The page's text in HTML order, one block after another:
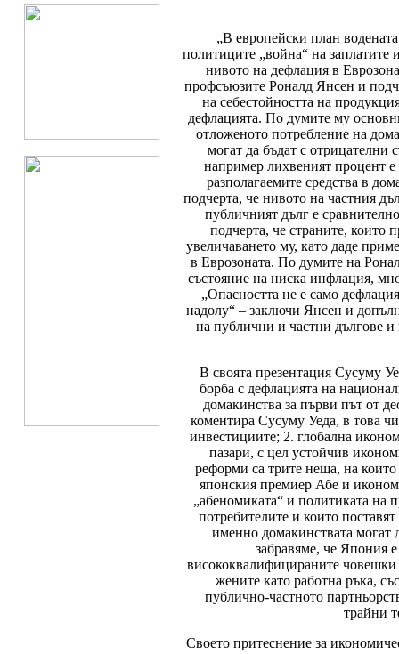
„В европейски план
политиците „война“ на заплатите
нивото на дефлация в
профсъюзите Роналд Янсен и
на себестойността на
дефлацията. По думите му
отложеното потребление на
могат да бъдат с отрицателни
например лихвеният процент е
разполагаемите средства в
подчерта, че нивото на частния
публичният дълг е
подчерта, че страните, които
увеличаването му, като даде
в Еврозоната. По думите на
състояние на ниска инфлация,
„Опасността не е само
надолу“ – заключи Янсен и
на публични и частни дългове
В своята презентация Сусуму
борба с дефлацията на
домакинства за първи път от
коментира Сусуму Уеда, в това
инвестициите; 2. глобална
пазари, с цел устойчив
реформи са трите неща, на
японския премиер Абе и
„абеномиката“ и политиката на
потребителите и които
именно домакинствата могат
забравяме, че Япония
висококвалифицираните човешки
жените като работна ръка,
публично-частното
трайни
Своето притеснение за